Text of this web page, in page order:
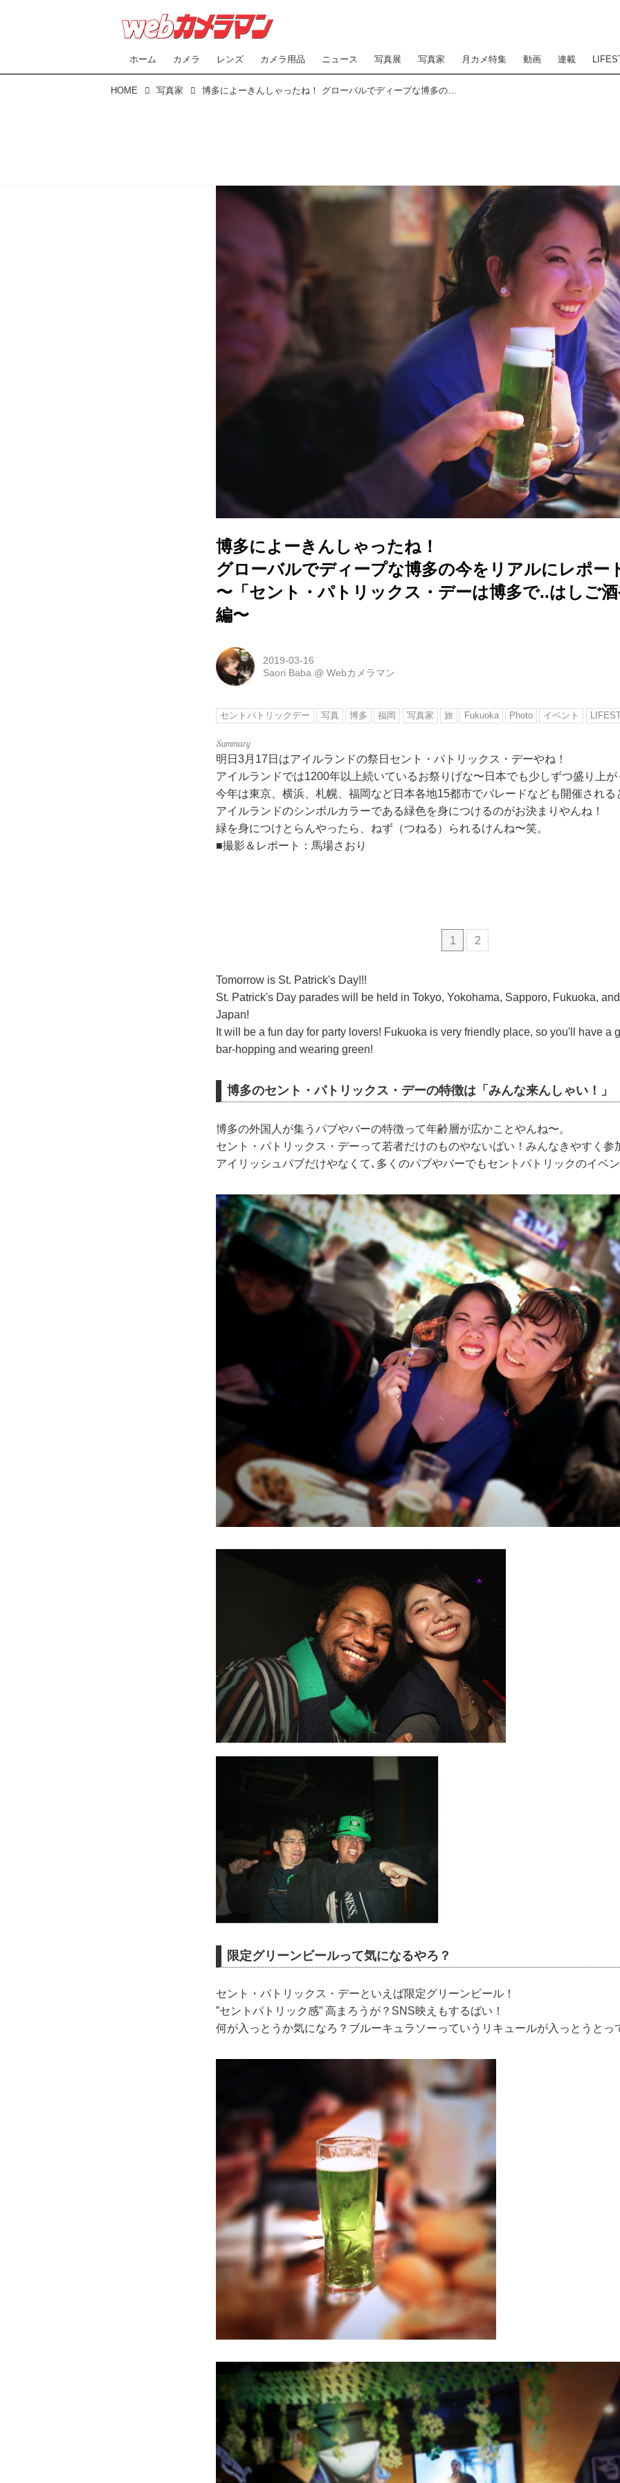
ホーム カメラ レンズ カメラ用品 ニュース 写真展 写真家 月カメ特集 動画 連載
HOME 写真家 博多によーきんしゃったね！ グローバルでディープな博多の今をリアルにレポート！ 〜「セント・パトリックス・デーは博多で..はしご酒やろ！」編〜
博多によーきんしゃったね！
グローバルでディープな博多の今をリアルにレポー
〜「セント・パトリックス・デーは博多で..はしご
編〜
2019-03-16
Saori Baba @Webカメラマン
セントパトリックデー 写真 博多 福岡 写真家 旅 Fukuoka Photo イベント
明日3月17日はアイルランドの祭日セント・パトリックス・デーやね！
アイルランドでは1200年以上続いているお祭りげな〜日本でも少しずつ盛り上
今年は東京、横浜、札幌、福岡など日本各地15都市でパレードなども開催される
アイルランドのシンボルカラーである緑色を身につけるのがお決まりやんね！
緑を身につけとらんやったら、ねず（つねる）られるけんね〜笑。
■撮影＆レポート：馬場さおり
1 2
Tomorrow is St. Patrick's Day!!!
St. Patrick's Day parades will be held in Tokyo, Yokohama, Sapporo, Fukuoka,
Japan!
It will be a fun day for party lovers! Fukuoka is very friendly place, so you'll have a
bar-hopping and wearing green!
博多のセント・パトリックス・デーの特徴は「みんな来んしゃい！」
博多の外国人が集うパブやバーの特徴って年齢層が広かことやんね〜。
セント・パトリックス・デーって若者だけのものやないばい！みんなきやすく参
アイリッシュパブだけやなくて､多くのパブやバーでもセントパトリックのイベ
限定グリーンビールって気になるやろ？
セント・パトリックス・デーといえば限定グリーンビール！
”セントパトリック感” 高まろうが？SNS映えもするばい！
何が入っとうか気になろ？ブルーキュラソーっていうリキュールが入っとうとっ